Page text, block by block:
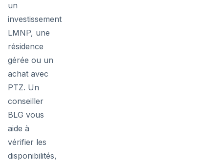
un
investissement
LMNP, une
résidence
gérée ou un
achat avec
PTZ. Un
conseiller
BLG vous
aide à
vérifier les
disponibilités,